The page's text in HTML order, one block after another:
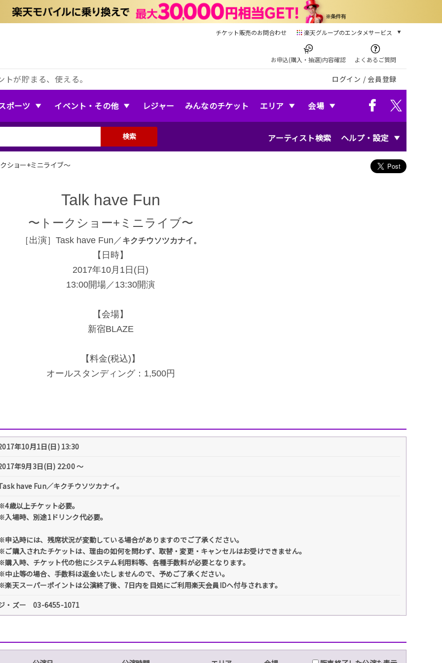
チケット販売のお問合わせ 楽天グループのエンタメサービス
本/ゲーム/CD/DVD
楽天ブックス
電子書籍
楽天Kobo
音楽配信
お申込(購入・抽選)内容確認 よくあるご質問
が貯まる、使える。 ログイン / 会員登録
ポーツ イベント・その他 レジャー みんなのチケット エリア 会場
アーティスト検索 ヘルプ・設定
検索
ショー+ミニライブ〜
Talk have Fun
〜トークショー+ミニライブ〜
［出演］Task have Fun／ キクチウソツカナイ。
【日時】
2017年10月1日(日)
13:00開場／13:30開演
【会場】
新宿BLAZE
【料金(税込)】
オールスタンディング：1,500円
年10月1日(日) 13:30
年9月3日(日) 22:00 〜
have Fun／キクチウソツカナイ。
歳以上チケット必要。
入場時、別途1ドリンク代必要。
申込時には、残席状況が変動している場合がありますのでご了承ください。
ご購入されたチケットは、理由の如何を問わず、取替・変更・キャンセルはお受けできません。
購入時、チケット代の他にシステム利用料等、各種手数料が必要となります。
中止等の場合、手数料は返金いたしませんので、予めご了承ください。
楽天スーパーポイントは公演終了後、7日内を目処にご利用楽天会員IDへ付与されます。
・ズー 03-6455-1071